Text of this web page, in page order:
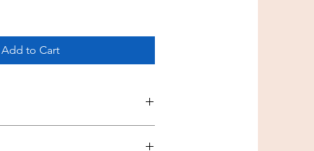
Add to Cart